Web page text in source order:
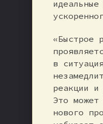
«Быстрое
в
реакции и
Это может
нового